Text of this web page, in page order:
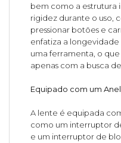
bem como a estrutura
rigidez durante o uso,
pressionar botões e
enfatiza a
uma ferramenta, o
apenas com a busca
Equipado com um
A lente é equipada
como um interruptor
e um interruptor de